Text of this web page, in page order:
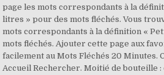
page les mots correspondants à la
litres » pour des mots fléchés. Vous
mots correspondants à la définition «
mots fléchés. Ajouter cette page aux
facilement au Mots Fléchés 20 Minutes.
Accueil Rechercher. Moitié de bouteille